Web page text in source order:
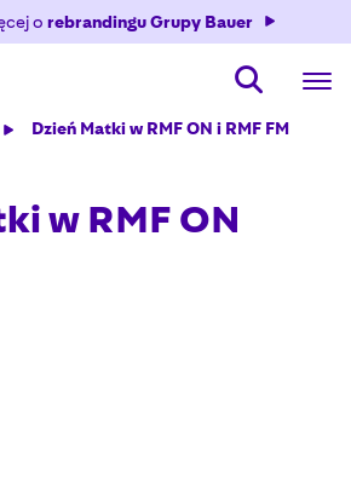
o rebrandingu Grupy Bauer
Dzień Matki w RMF ON i RMF FM
w RMF ON